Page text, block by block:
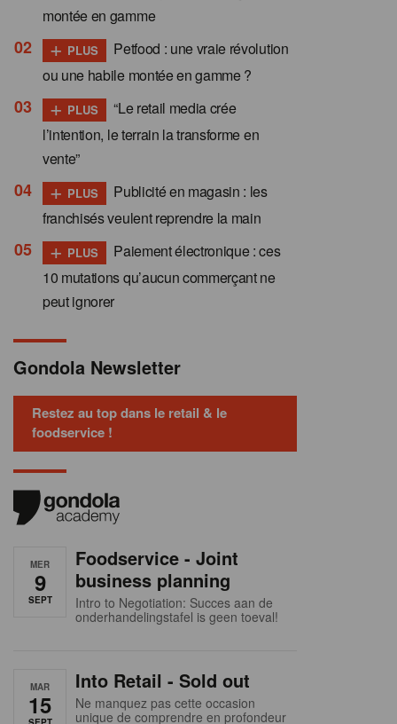
montée en gamme
+ PLUS
Petfood : une vraie révolution
ou une habile montée en gamme ?
+ PLUS
“Le retail media crée
l’intention, le terrain la transforme en
vente”
+ PLUS
Publicité en magasin : les
franchisés veulent reprendre la main
+ PLUS
Paiement électronique : ces
10 mutations qu’aucun commerçant ne
peut ignorer
Gondola Newsletter
Restez au top dans le retail & le
foodservice !
MER
9
SEPT
Foodservice - Joint
business planning
Intro to Negotiation: Succes aan de
onderhandelingstafel is geen toeval!
MAR
15
Into Retail - Sold out
Ne manquez pas cette occasion
unique de comprendre en profondeur